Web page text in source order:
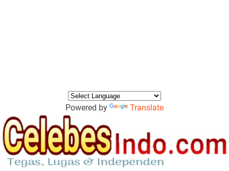
Powered by Translate